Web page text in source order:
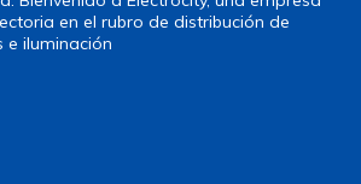
en el rubro de distribución de
e iluminación